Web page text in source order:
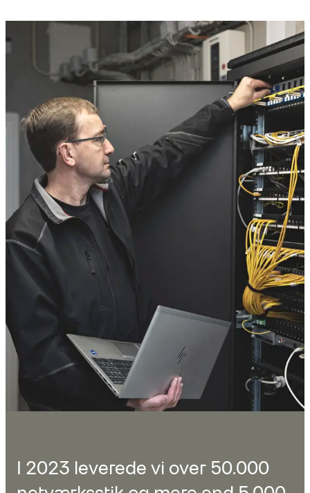
I 2023 leverede vi over 50.000